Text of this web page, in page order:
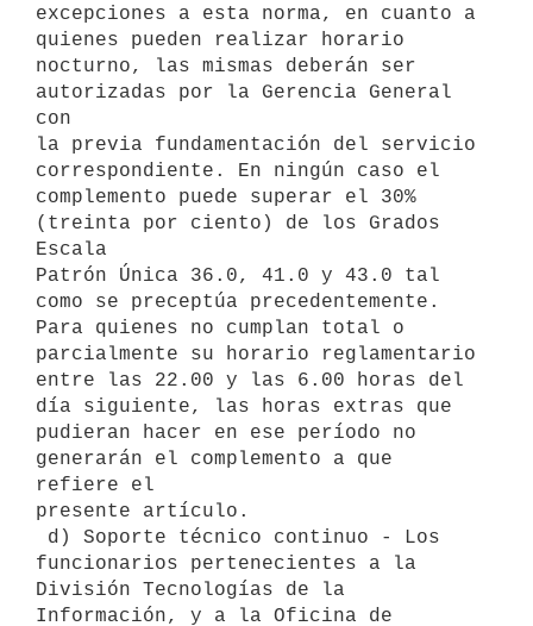
excepciones a esta norma, en cuanto a
quienes pueden realizar horario
nocturno, las mismas deberán ser
autorizadas por la Gerencia General
con
la previa fundamentación del servicio
correspondiente. En ningún caso el
complemento puede superar el 30%
(treinta por ciento) de los Grados
Escala
Patrón Única 36.0, 41.0 y 43.0 tal
como se preceptúa precedentemente.
Para quienes no cumplan total o
parcialmente su horario reglamentario
entre las 22.00 y las 6.00 horas del
día siguiente, las horas extras que
pudieran hacer en ese período no
generarán el complemento a que
refiere el
presente artículo.
funcionarios pertenecientes a la
División Tecnologías de la
Información, y a la Oficina de